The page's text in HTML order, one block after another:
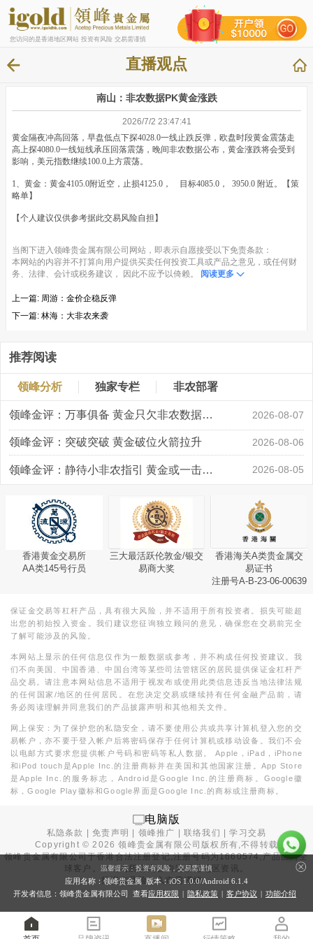
您访问的是香港地区网站 投资有风险 交易需谨慎
直播观点
南山：非农数据PK黄金涨跌
2026/7/2 23:47:41
黄金隔夜冲高回落，早盘低点下探4028.0一线止跌反弹，欧盘时段黄金震荡走
高上探4080.0一线短线承压回落震荡，晚间非农数据公布，黄金涨跌将会受到
影响，美元指数继续100.0上方震荡。
1、黄金：黄金4105.0附近空，止损4125.0， 目标4085.0， 3950.0 附近。【策
略单】
【个人建议仅供参考据此交易风险自担】
当阁下进入领峰贵金属有限公司网站，即表示自愿接受以下免责条款：
本网站的内容并不打算向用户提供买卖任何投资工具或产品之意见，或任何财
务、法律、会计或税务建议， 因此不应予以倚赖。
阅读更多
上一篇: 周游：金价企稳反弹
下一篇: 林海：大非农来袭
推荐阅读
领峰分析 独家专栏 非农部署
领峰金评：万事俱备 黄金只欠非农数据“东风” 2026-08-07
领峰金评：突破突破 黄金破位火箭拉升 2026-08-06
领峰金评：静待小非农指引 黄金或一击破局 2026-08-05
香港黄金交易所
AA类145号行员
三大最活跃伦敦金/银交
易商大奖
香港海关A类贵金属交
易证书
注册号A-B-23-06-00639
保证金交易等杠杆产品，具有很大风险，并不适用于所有投资者。损失可能超
出您的初始投入资金。我们建议您征询独立顾问的意见，确保您在交易前完全
了解可能涉及的风险。
本网站上显示的任何信息仅作为一般数据或参考，并不构成任何投资建议。我
们不向美国、中国香港、中国台湾等某些司法管辖区的居民提供保证金杠杆产
品交易。请注意本网站信息不适用于视发布或使用此类信息违反当地法律法规
的任何国家/地区的任何居民。在您决定交易或继续持有任何金融产品前，请
务必阅读理解并同意我们的产品披露声明和其他相关文件。
网上保安：为了保护您的私隐安全，请不要使用公共或共享计算机登入您的交
易帐户，亦不要于登入帐户后将密码保存于任何计算机或移动设备。我们不会
以电邮方式要求您提供帐户号码和密码等私人数据。 Apple，iPad，iPhone
和iPod touch是Apple Inc.的注册商标并在美国和其他国家注册。App Store
是Apple Inc.的服务标志，Android是Google Inc.的注册商标。Google徽
标，Google Play徽标和Google界面是Google Inc.的商标或注册商标。
电脑版
私隐条款 |免责声明 领峰推广 |联络我们 |学习交易
Copyright ©2026 领峰贵金属有限公司版权所有,不得转载
领峰贵金属有限公司于香港合法注册登记,注册号码为1660574,产品面向全
球客户。本站内所有内容均为香港地区资讯。
投资有风险，入市需谨慎。
温馨提示：投资有风险，交易需谨慎
应用名称：领峰贵金属 版本：iOS 1.0.0/Android 6.1.4
开发者信息：领峰贵金属有限公司 查看应用权限 | 隐私政策 | 客户协议 | 功能介绍